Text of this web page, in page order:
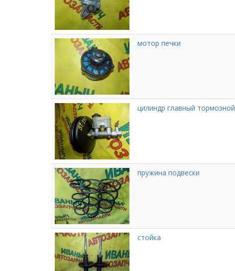
мотор печки
цилиндр главный тормозной
пружина подвески
стойка